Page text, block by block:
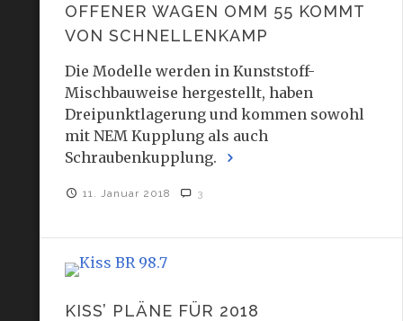
OFFENER WAGEN OMM 55 KOMMT
VON SCHNELLENKAMP
Die Modelle werden in Kunststoff-
Mischbauweise hergestellt, haben
Dreipunktlagerung und kommen sowohl
mit NEM Kupplung als auch
Schraubenkupplung.
11. Januar 2018 3
KISS’ PLÄNE FÜR 2018